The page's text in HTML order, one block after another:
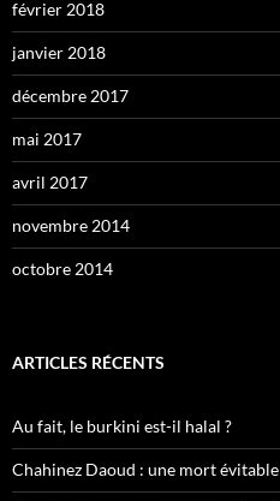
février 2018
janvier 2018
décembre 2017
mai 2017
avril 2017
novembre 2014
octobre 2014
ARTICLES RÉCENTS
Au fait, le burkini est-il halal ?
Chahinez Daoud : une mort évitable